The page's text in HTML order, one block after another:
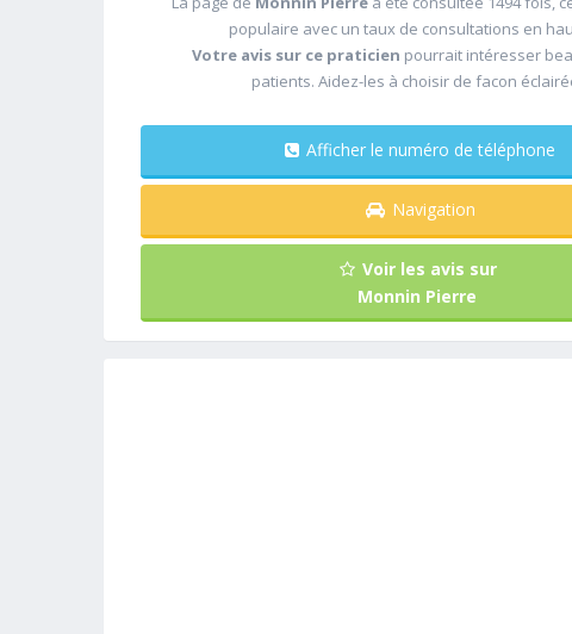
populaire avec un taux de consultations en
Votre avis sur ce praticien pourrait intéresser
patients. Aidez-les à choisir de facon
Afficher le numéro de téléphone
Navigation
Voir les avis sur
Monnin Pierre